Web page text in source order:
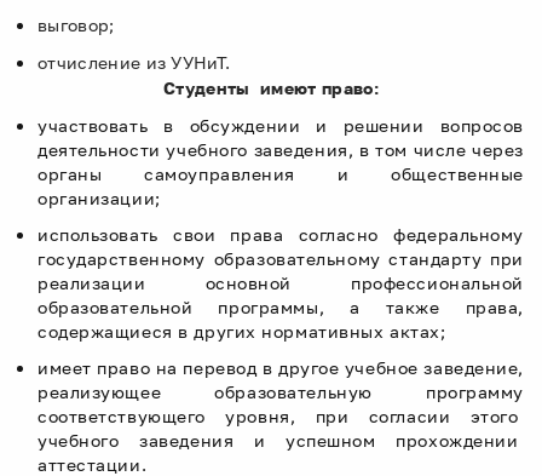
выговор;
отчисление из УУНиТ.
Студенты имеют право:
участвовать в обсуждении и решении вопросов
деятельности учебного заведения, в том числе через
органы самоуправления и общественные
организации;
использовать свои права согласно федеральному
государственному образовательному стандарту при
реализации основной профессиональной
образовательной программы, а также права,
содержащиеся в других нормативных актах;
имеет право на перевод в другое учебное заведение,
реализующее образовательную программу
соответствующего уровня, при согласии этого
учебного заведения и успешном прохождении
аттестации.